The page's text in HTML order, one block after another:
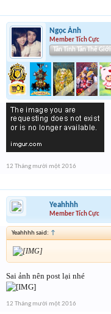
Ngọc Ánh
Member Tích Cực
Tân Tinh Tân Thế Giới
12 Tháng mười một 2016
Yeahhhh
Member Tích Cực
Yeahhhh said: ↑
Sai ảnh nên post lại nhé
12 Tháng mười một 2016